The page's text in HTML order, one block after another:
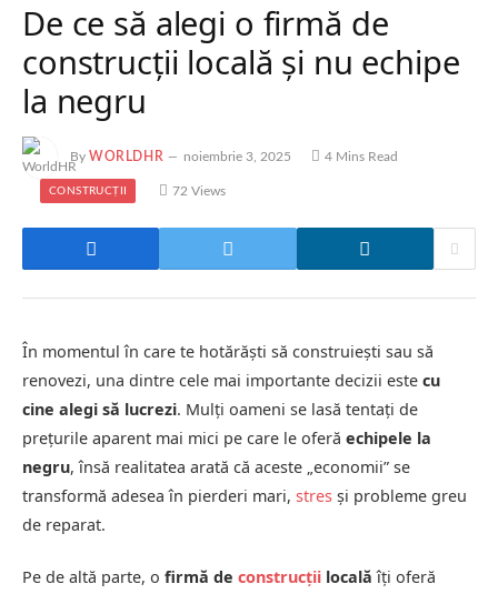
De ce să alegi o firmă de
construcții locală și nu echipe
la negru
By WORLDHR noiembrie 3, 2025 4 Mins Read
CONSTRUCȚII 72Views
În momentul în care te hotărăști să construiești sau să
renovezi, una dintre cele mai importante decizii este cu
cine alegi să lucrezi. Mulți oameni se lasă tentați de
prețurile aparent mai mici pe care le oferă echipele la
negru, însă realitatea arată că aceste „economii” se
transformă adesea în pierderi mari, stres și probleme greu
de reparat.
Pe de altă parte, o firmă de construcții locală îți oferă